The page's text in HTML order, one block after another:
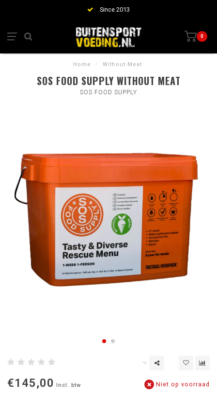
Since 2013
0
Home / Without Meat
SOS FOOD SUPPLY WITHOUT MEAT
SOS FOOD SUPPLY
€145,00 Incl. btw Niet op voorraad